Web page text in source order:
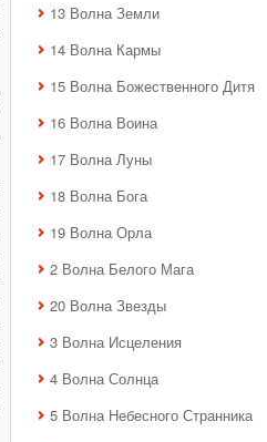
13 Волна Земли
14 Волна Кармы
15 Волна Божественного Дитя
16 Волна Воина
17 Волна Луны
18 Волна Бога
19 Волна Орла
2 Волна Белого Мага
20 Волна Звезды
3 Волна Исцеления
4 Волна Солнца
5 Волна Небесного Странника